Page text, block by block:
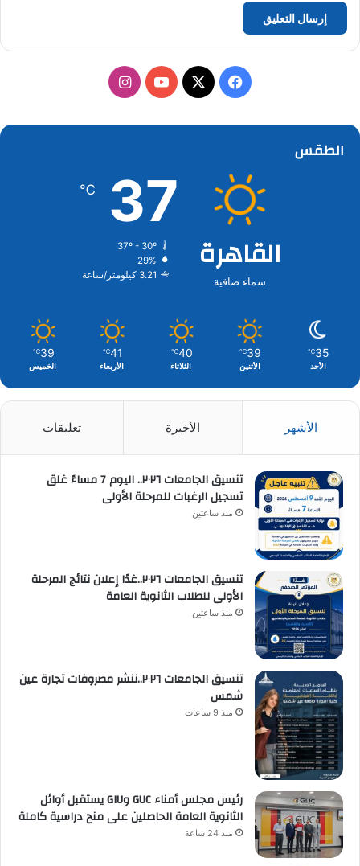
فيسبوك
‫X
‫YouTubeانستقرام
الطقس
القاهرة
سماء صافية
37
℃
37º - 30º
29%
3.21 كيلومتر/ساعة
35
℃
الأحد
39
℃
الأثنين
40
℃
الثلاثاء
41
℃
الأربعاء
39
℃
الخميس
الأشهر الأخيرة تعليقات
تنسيق الجامعات ٢٠٢٦.. اليوم 7 مساءً غلق
تسجيل الرغبات للمرحلة الأولى
منذ ساعتين
تنسيق الجامعات ٢٠٢٦..غدًا إعلان نتائج المرحلة
الأولى للطلاب الثانوية العامة
منذ ساعتين
تنسيق الجامعات ٢٠٢٦..ننشر مصروفات تجارة عين
شمس
منذ 9 ساعات
رئيس مجلس أمناء GUC وGIU يستقبل أوائل
الثانوية العامة الحاصلين على منح دراسية كاملة
منذ 24 ساعة